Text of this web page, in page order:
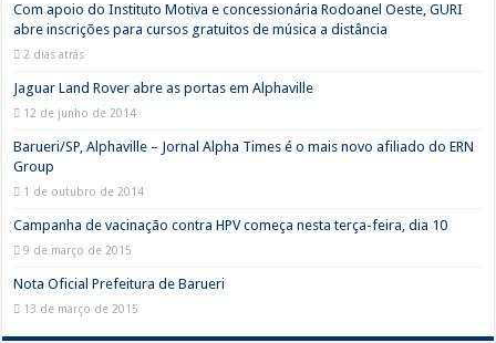
Com apoio do Instituto Motiva e concessionária Rodoanel Oeste, GURI
abre inscrições para cursos gratuitos de música a distância
2 dias atrás
Jaguar Land Rover abre as portas em Alphaville
12 de junho de 2014
Barueri/SP, Alphaville – Jornal Alpha Times é o mais novo afiliado do ERN
Group
1 de outubro de 2014
Campanha de vacinação contra HPV começa nesta terça-feira, dia 10
9 de março de 2015
Nota Oficial Prefeitura de Barueri
13 de março de 2015